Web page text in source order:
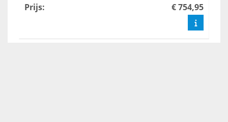
Prijs: € 754,95